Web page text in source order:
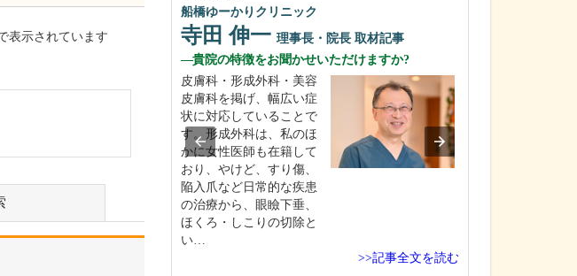
表示されています
リニック
取材記事
は
の
高
船橋ゆーかりクリニック
寺田 伸一 理事長・院長 取材記事
貴院の特徴をお聞かせいただけますか?
皮膚科・形成外科・美容
皮膚科を掲げ、幅広い症
状に対応していることで
す。形成外科は、私のほ
かに女性医師も在籍して
おり、やけど、すり傷、
陥入爪など日常的な疾患
の治療から、眼瞼下垂、
ほくろ・しこりの切除と
い…
>>記事全文を読む